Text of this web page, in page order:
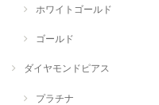
ホワイトゴールド
ゴールド
ダイヤモンドピアス
プラチナ